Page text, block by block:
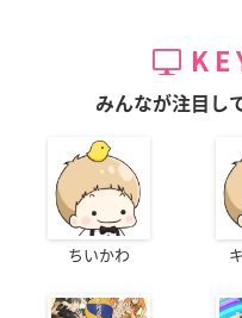
みんなが注目し
ちいかわ